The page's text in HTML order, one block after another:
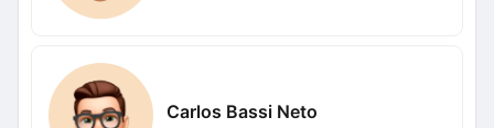
Carlos Bassi Neto